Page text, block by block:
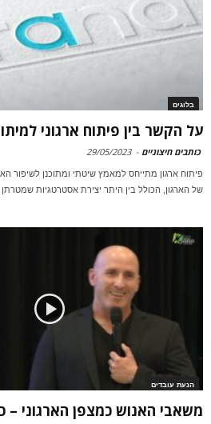
בלוגים
על הקשר בין פיתוח ארגוני
כותבים חיצוניים -
29/05/2023
פיתוח ארגון מתייחס למאמץ שיטתי ומתוכנן לשיפור
של הארגון, הכולל בין היתר יצירת אסטרטגיות שמטרתן
הנעת עובדים
משאבי האנוש כמצפן הארגוני –